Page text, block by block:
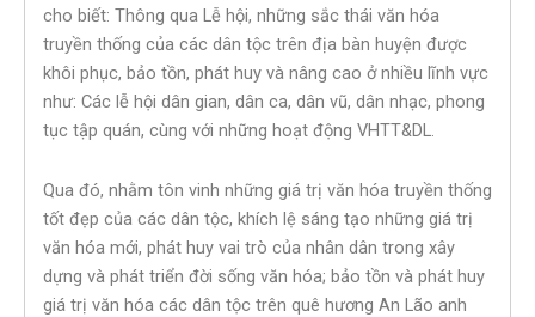
cho biết: Thông qua Lễ hội, những sắc thái văn hóa
truyền thống của các dân tộc trên địa bàn huyện được
khôi phục, bảo tồn, phát huy và nâng cao ở nhiều lĩnh vực
như: Các lễ hội dân gian, dân ca, dân vũ, dân nhạc, phong
tục tập quán, cùng với những hoạt động VHTT&DL.
Qua đó, nhằm tôn vinh những giá trị văn hóa truyền thống
tốt đẹp của các dân tộc, khích lệ sáng tạo những giá trị
văn hóa mới, phát huy vai trò của nhân dân trong xây
dựng và phát triển đời sống văn hóa; bảo tồn và phát huy
giá trị văn hóa các dân tộc trên quê hương An Lão anh